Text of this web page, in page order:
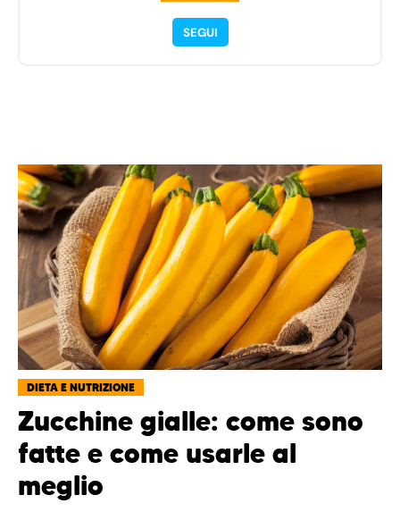
SEGUI
DIETA E NUTRIZIONE
Zucchine gialle: come sono
fatte e come usarle al
meglio